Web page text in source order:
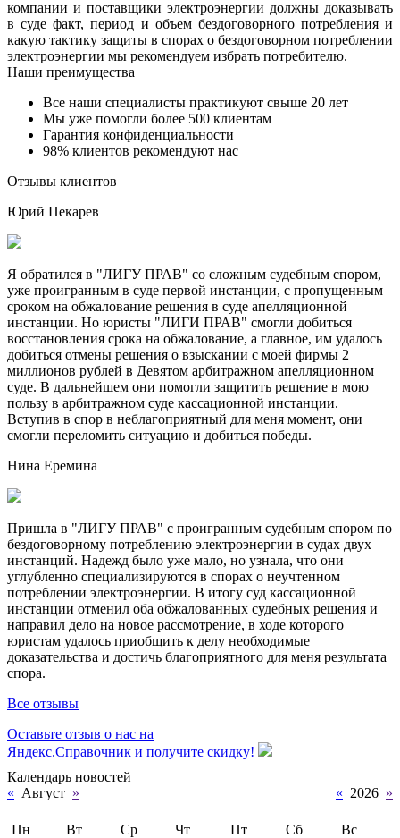
компании и поставщики электроэнергии должны доказывать
в суде факт, период и объем бездоговорного потребления и
какую тактику защиты в спорах о бездоговорном потреблении
электроэнергии мы рекомендуем избрать потребителю.
Наши преимущества
Все наши специалисты практикуют свыше 20 лет
Мы уже помогли более 500 клиентам
Гарантия конфиденциальности
98% клиентов рекомендуют нас
Отзывы клиентов
Юрий Пекарев
Я обратился в "ЛИГУ ПРАВ" со сложным судебным спором,
уже проигранным в суде первой инстанции, с пропущенным
сроком на обжалование решения в суде апелляционной
инстанции. Но юристы "ЛИГИ ПРАВ" смогли добиться
восстановления срока на обжалование, а главное, им удалось
добиться отмены решения о взыскании с моей фирмы 2
миллионов рублей в Девятом арбитражном апелляционном
суде. В дальнейшем они помогли защитить решение в мою
пользу в арбитражном суде кассационной инстанции.
Вступив в спор в неблагоприятный для меня момент, они
смогли переломить ситуацию и добиться победы.
Нина Еремина
Пришла в "ЛИГУ ПРАВ" с проигранным судебным спором по
бездоговорному потреблению электроэнергии в судах двух
инстанций. Надежд было уже мало, но узнала, что они
углубленно специализируются в спорах о неучтенном
потреблении электроэнергии. В итогу суд кассационной
инстанции отменил оба обжалованных судебных решения и
направил дело на новое рассмотрение, в ходе которого
юристам удалось приобщить к делу необходимые
доказательства и достичь благоприятного для меня результата
спора.
Все отзывы
Оставьте отзыв о нас на
Яндекс.Справочник и получите скидку!
Календарь новостей
« Август » « 2026 »
Пн Вт Ср Чт Пт Сб Вс